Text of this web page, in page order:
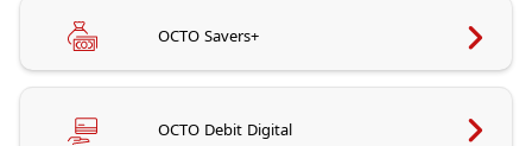
OCTO Savers+
OCTO Debit Digital